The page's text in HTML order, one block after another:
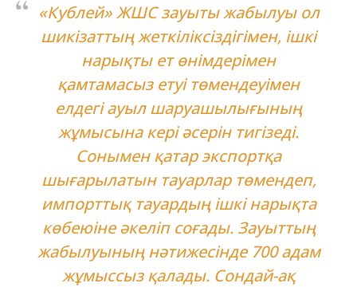
«Кублей» ЖШС зауыты жабылуы ол
шикізаттың жеткіліксіздігімен, ішкі
нарықты ет өнімдерімен
қамтамасыз етуі төмендеуімен
елдегі ауыл шаруашылығының
жұмысына кері әсерін тигізеді.
Сонымен қатар экспортқа
шығарылатын тауарлар төмендеп,
импорттық тауардың ішкі нарықта
көбеюіне әкеліп соғады. Зауыттың
жабылуының нәтижесінде 700 адам
жұмыссыз қалады. Сондай-ақ